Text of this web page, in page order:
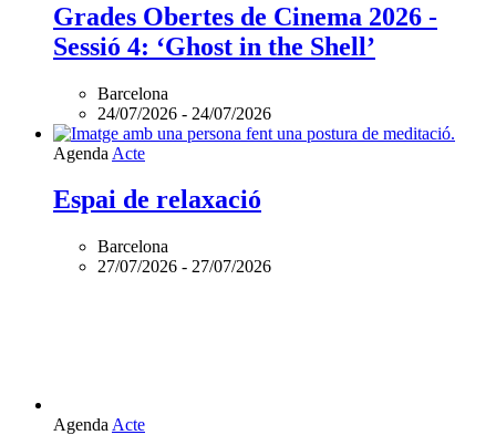
Grades Obertes de Cinema 2026 -
Sessió 4: ‘Ghost in the Shell’
Barcelona
24/07/2026 - 24/07/2026
Agenda Acte
Espai de relaxació
Barcelona
27/07/2026 - 27/07/2026
Agenda Acte